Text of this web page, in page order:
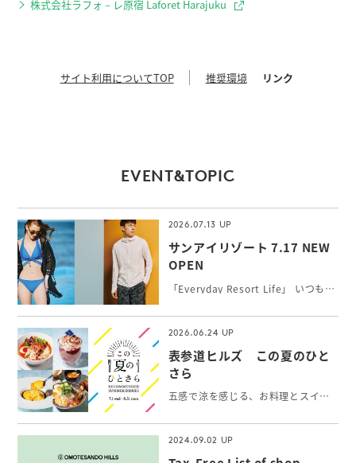
株式会社ラフォ－レ原宿 Laforet Harajuku
サイト利用についてTOP 推奨環境 リンク
EVENT&TOPIC
2026.07.13
サンアイリゾート 7.17 NEW
OPEN
「Everyday Resort Life」 いつもワクワク感を感じたい！新しい自分に出会いたい！そんな女性の願いを叶えるトータルリゾートウェアを提案。 シルエットと機能性にこだわったトレンドの最新水着やインポート水着、長時間の外遊びに最高ランクUPF50+機能付水陸両用アクティブウェア、カップルでのご旅行にペアコーデもできるメンズ水着をお取り扱いしています。
2026.06.24
表参道ヒルズ この夏のひと
さら
五感で涼を感じる、お料理とスイーツ＆ドリンク。表参道で出会う、夏の「ひとさら」をお楽しみください。
2024.09.02